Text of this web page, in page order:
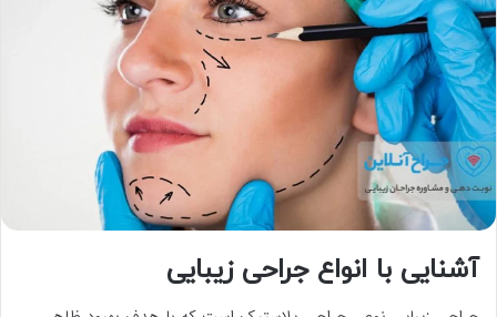
آشنایی با انواع جراحی زیبایی